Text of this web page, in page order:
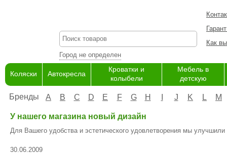
Город не определен
Как
Коляски Автокресла
Кроватки и
колыбели
Мебель в
детскую
Бренды A B C D E F G H J K L M
У нашего магазина новый дизайн
Для Вашего удобства и эстетического удовлетворения мы
30.06.2009